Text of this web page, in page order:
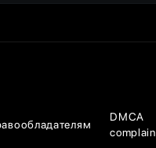
DMCA
complain